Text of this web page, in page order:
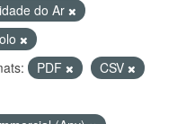
do Ar
PDF
CSV